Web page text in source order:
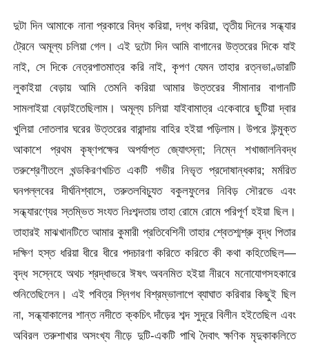
দুটা দিন আমাকে নানা প্রকারে বিদ্ধ করিয়া, দগ্ধ করিয়া, তৃতীয় দিনের সন্ধ্যার
ট্রেনে অমূল্য চলিয়া গেল। এই দুটো দিন আমি বাগানের উত্তরের দিকে যাই
নাই, সে দিকে নেত্রপাতমাত্র করি নাই, কৃপণ যেমন তাহার রত্নভাণ্ডারটি
লুকাইয়া বেড়ায় আমি তেমনি করিয়া আমার উত্তরের সীমানার বাগানটি
সামলাইয়া বেড়াইতেছিলাম। অমূল্য চলিয়া যাইবামাত্র একেবারে ছুটিয়া দ্বার
খুলিয়া দোতলার ঘরের উত্তরের বারান্দায় বাহির হইয়া পড়িলাম। উপরে উন্মুক্ত
আকাশে প্রথম কৃষ্ণপক্ষের অপর্যাপ্ত জ্যোৎস্না; নিম্নে শখাজালনিবদ্ধ
তরুশ্রেণীতলে খন্ডকিরণখচিত একটি গভীর নিভৃত প্রদোষান্ধকার; মর্মরিত
ঘনপল্লবের দীর্ঘনিশ্বাসে, তরুতলবিচ্যুত বকুলফুলের নিবিড় সৌরভে এবং
সন্ধ্যারণ্যের স্তম্ভিত সংযত নিঃশব্দতায় তাহা রোমে রোমে পরিপূর্ণ হইয়া ছিল।
তাহারই মাঝখানটিতে আমার কুমারী প্রতিবেশিনী তাহার শ্বেতশ্মশ্রু বৃদ্ধ পিতার
দক্ষিণ হস্ত ধরিয়া ধীরে ধীরে পদচারণা করিতে করিতে কী কথা কহিতেছিল—
বৃদ্ধ সস্নেহে অথচ শ্রদ্ধাভরে ঈষৎ অবনমিত হইয়া নীরবে মনােযােগসহকারে
শুনিতেছিলেন। এই পবিত্র স্নিগধ বিশ্রম্ভালাপে ব্যাঘাত করিবার কিছুই ছিল
না, সন্ধ্যাকালের শান্ত নদীতে ক্কচিৎ দাঁড়ের শব্দ সুদূরে বিলীন হইতেছিল এবং
অবিরল তরুশাখার অসংখ্য নীড়ে দুটি-একটি পাখি দৈবাৎ ক্ষণিক মৃদুকাকলিতে